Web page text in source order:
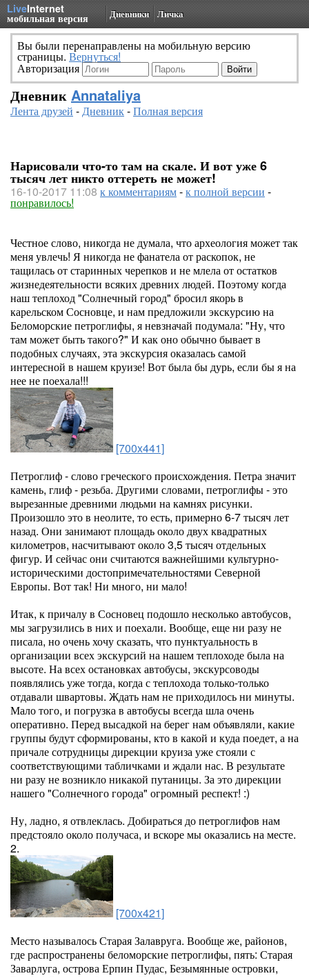
LiveInternet
мобильная версия Дневники Личка
Вы были перенаправлены на мобильную версию
страницы. Вернуться!
Авторизация
Дневник Annataliya
Лента друзей -Дневник-Полная версия
Нарисовали что-то там на скале. И вот уже 6
тысяч лет никто оттереть не может!
16-10-2017 11:08 к комментариям-к полной версии -
понравилось!
Честное слово, никогда не думала, что археология может так
меня увлечь! Я никогда не фанатела от раскопок, не
тащилась от старинных черепков и не млела от остатков
жизнедеятельности всяких древних людей. Поэтому когда
наш теплоход "Солнечный город" бросил якорь в
карельском Сосновце, и нам предложили экскурсию на
Беломорские петроглифы, я невзначай подумала: "Ну, что
там может быть такого?" И как оно обычно бывает в
подобных случаях, эта экскурсия оказалась самой
интересной в нашем круизе! Вот была бы дурь, если бы я на
нее не поехала!!!
[700x441]
Петроглиф - слово греческого происхождения. Петра значит
камень, глиф - резьба. Другими словами, петроглифы - это
вырезанные древними людьми на камнях рисунки.
Произошло это в неолите, то есть, примерно 6-7 тысяч лет
назад. Они занимают площадь около двух квадратных
километров, насчитывают около 3,5 тысяч отдельных
фигур. И сейчас они считаются важнейшими культурно-
историческими достопримечательностями Северной
Европы. Вот так! Ни много, ни мало!
Итак, к причалу в Сосновец подошло несколько автобусов,
мы загрузились в них и поехали. Вообще, еще ни разу не
писала, но очень хочу сказать, что пунктуальность в
организации всех экскурсий на нашем теплоходе была на
высоте. На всех остановках автобусы, экскурсоводы
появлялись уже тогда, когда с теплохода только-только
отдавали швартовы. Ждать нам не приходилось ни минуты.
Мало того, и погрузка в автобусы всегда шла очень
оперативно. Перед высадкой на берег нам объявляли, какие
группы будут сформированы, кто в какой и куда поедет, а на
причале сотрудницы дирекции круиза уже стояли с
соответствующими табличками и ждали нас. В результате
ни разу не возникло никакой путаницы. За это дирекции
нашего "Солнечного города" огромный респект! :)
Ну, ладно, я отвлеклась. Добираться до петроглифов нам
предстояло около получаса, и вскоре мы оказались на месте.
2.
[700x421]
Место называлось Старая Залавруга. Вообще же, районов,
где распространены беломорские петроглифы, пять: Старая
Заварлуга, острова Ерпин Пудас, Безымянные островки,